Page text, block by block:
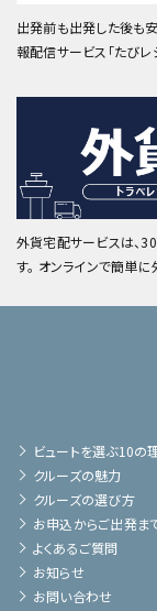
出発前も出発した後も
報配信サービス「たびレ
外貨宅配サービスは、
す。 オンラインで簡単
ビュートを選ぶ10の
クルーズの魅力
クルーズの選び方
お申込からご出発ま
よくあるご質問
お知らせ
お問い合わせ